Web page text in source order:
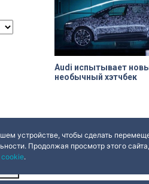
Audi испытывает
необычный хэтчбек
устройстве, чтобы сделать
Продолжая просмотр этого
cookie.